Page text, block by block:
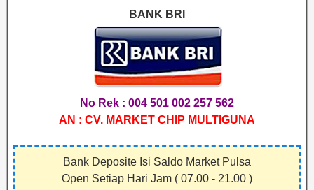
BANK BRI
No Rek : 004 501 002 257 562
AN : CV. MARKET CHIP MULTIGUNA
Bank Deposite Isi Saldo Market Pulsa
Open Setiap Hari Jam ( 07.00 - 21.00 )